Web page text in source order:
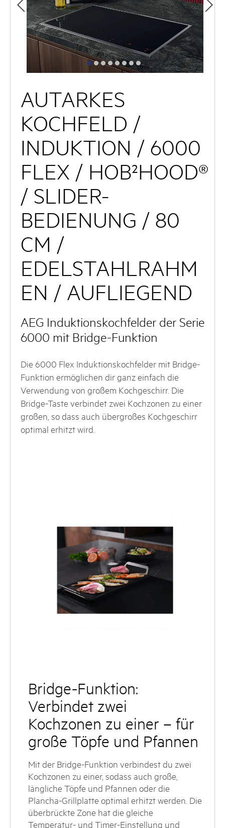
AUTARKES
KOCHFELD /
INDUKTION / 6000
FLEX / HOB²HOOD®
/ SLIDER-
BEDIENUNG / 80
CM /
EDELSTAHLRAHM
EN / AUFLIEGEND
AEG Induktionskochfelder der Serie
6000 mit Bridge-Funktion
Die 6000 Flex Induktionskochfelder mit Bridge-
Funktion ermöglichen dir ganz einfach die
Verwendung von großem Kochgeschirr. Die
Bridge-Taste verbindet zwei Kochzonen zu einer
großen, so dass auch übergroßes Kochgeschirr
optimal erhitzt wird.
Bridge-Funktion:
Verbindet zwei
Kochzonen zu einer – für
große Töpfe und Pfannen
Mit der Bridge-Funktion verbindest du zwei
Kochzonen zu einer, sodass auch große,
längliche Töpfe und Pfannen oder die
Plancha-Grillplatte optimal erhitzt werden. Die
überbrückte Zone hat die gleiche
Temperatur- und Timer-Einstellung und